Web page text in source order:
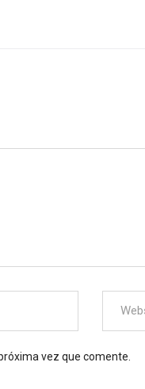
vez que comente.